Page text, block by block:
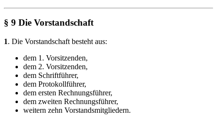
§ 9 Die Vorstandschaft
1. Die Vorstandschaft besteht aus:
dem 1. Vorsitzenden,
dem 2. Vorsitzenden,
dem Schriftführer,
dem Protokollführer,
dem ersten Rechnungsführer,
dem zweiten Rechnungsführer,
weitern zehn Vorstandsmitgliedern.